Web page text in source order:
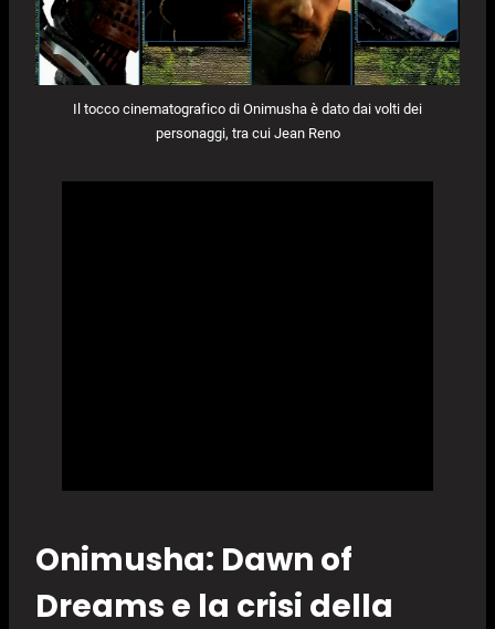
Il tocco cinematografico di Onimusha è dato dai volti dei
personaggi, tra cui Jean Reno
Onimusha: Dawn of
Dreams e la crisi della